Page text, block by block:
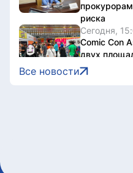
риска
Сегодня,
Comic Con
двух
Сегодня,
Все новости